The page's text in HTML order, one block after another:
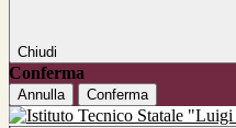
Chiudi
Conferma
Annulla Conferma